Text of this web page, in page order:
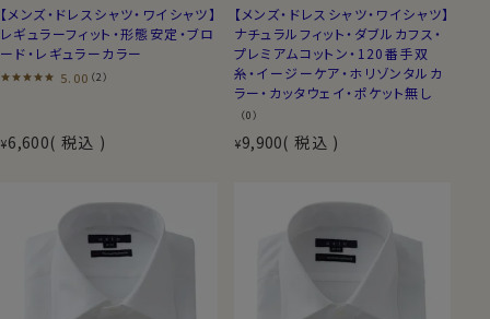
【メンズ・ドレスシャツ・ワイシャツ】
レギュラーフィット・形態安定・ブロ
ード・レギュラーカラー
5.00 （2）
¥6,600 税込
【メンズ・ドレスシャツ・ワイシャツ】
ナチュラルフィット・ダブルカフス・
プレミアムコットン・120番手双
糸・イージーケア・ホリゾンタルカ
ラー・カッタウェイ・ポケット無し
（0）
¥9,900 税込